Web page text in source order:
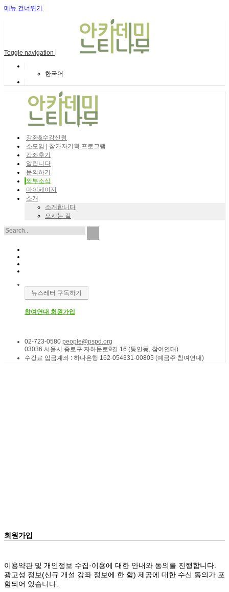
메뉴 건너뛰기
Toggle navigation
한국어
강좌&수강신청
소모임 | 참가자기획 프로그램
강좌후기
알립니다
문의하기
외부소식
마이페이지
소개
소개합니다
오시는 길
뉴스레터 구독하기
참여연대 회원가입
02-723-0580 people@pspd.org
03036 서울시 종로구 자하문로9길 16 (통인동, 참여연대)
수강료 입금계좌 : 하나은행 162-054331-00805 (예금주 참여연대)
회원가입
이용약관 및 개인정보 수집·이용에 대한 안내와 동의를 진행합니다.
광고성 정보(신규 개설 강좌 정보에 한 함) 제공에 대한 수신 동의가 포
함되어 있습니다.